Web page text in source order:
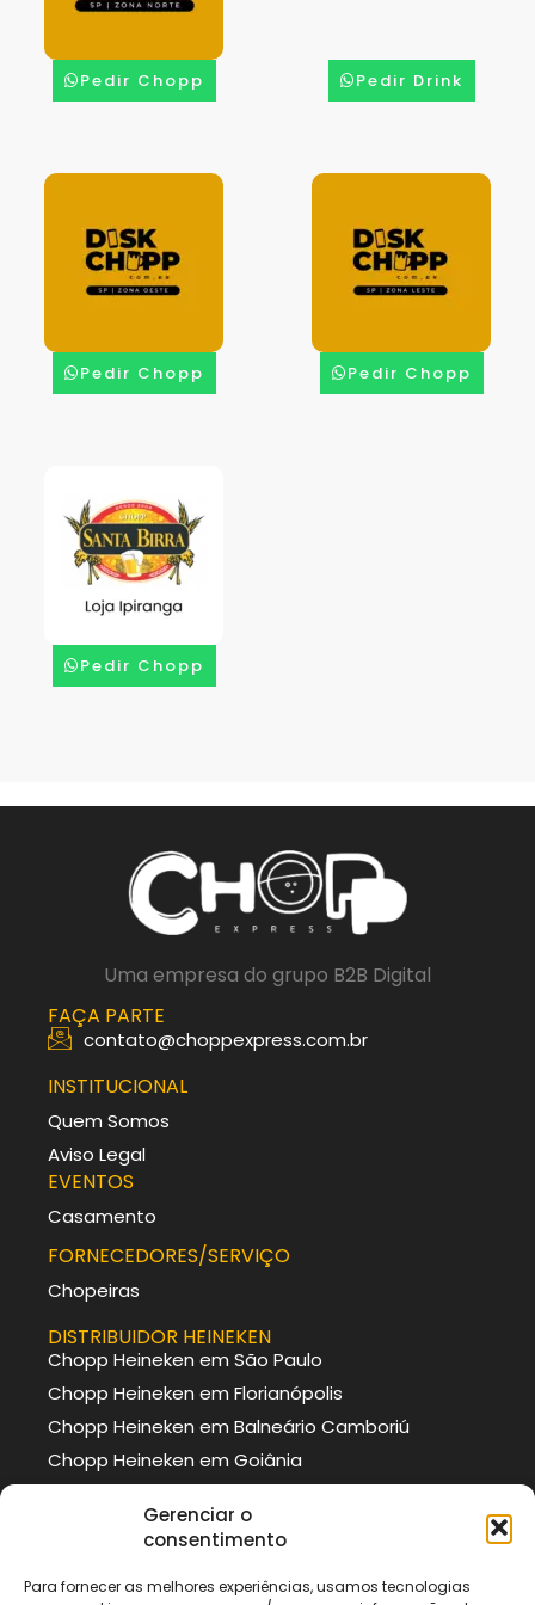
Gerenciar o
consentimento
Para fornecer as melhores experiências, usamos tecnologias
Pedir Chopp Pedir Drink
Pedir Chopp Pedir Chopp
Pedir Chopp
Uma empresa do grupo B2B Digital
FAÇA PARTE
contato@choppexpress.com.br
INSTITUCIONAL
Quem Somos
Aviso Legal
EVENTOS
Casamento
FORNECEDORES/SERVIÇO
Chopeiras
DISTRIBUIDOR HEINEKEN
Chopp Heineken em São Paulo
Chopp Heineken em Florianópolis
Chopp Heineken em Balneário Camboriú
Chopp Heineken em Goiânia
DISTRIBUIDOR BRAHMA
Chopp Brahma em Curitiba
Chopp Brahma em Itajaí